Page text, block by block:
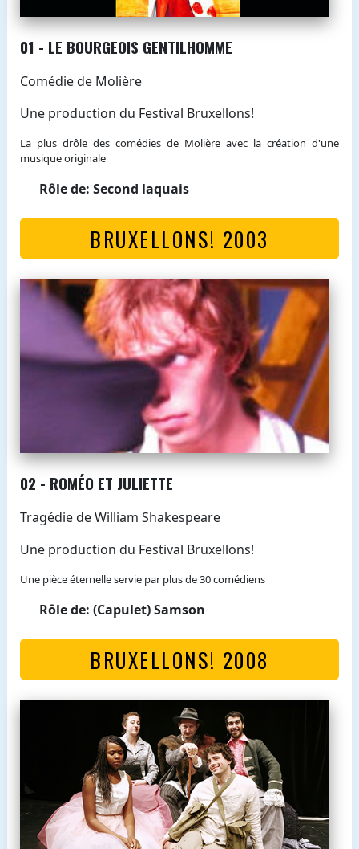
01 - LE BOURGEOIS GENTILHOMME
Comédie de Molière
Une production du Festival Bruxellons!
La plus drôle des comédies de Molière avec la création d'une
musique originale
Rôle de: Second laquais
BRUXELLONS! 2003
02 - ROMÉO ET JULIETTE
Tragédie de William Shakespeare
Une production du Festival Bruxellons!
Une pièce éternelle servie par plus de 30 comédiens
Rôle de: (Capulet) Samson
BRUXELLONS! 2008